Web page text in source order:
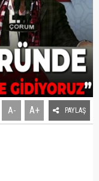
A- A+ PAYLAŞ